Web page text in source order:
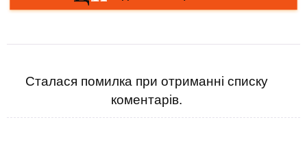
Сталася помилка при отриманні списку
коментарів.